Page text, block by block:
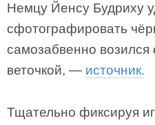
Немцу Йенсу Будриху
сфотографировать
самозабвенно
веточкой, — источник.
Тщательно фиксируя